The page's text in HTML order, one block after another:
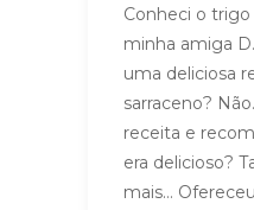
Conheci o trigo
minha amiga
uma deliciosa
sarraceno?
receita e
era delicioso?
mais…